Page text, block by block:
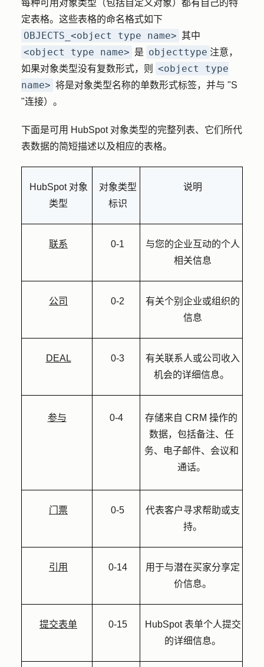
每种可用对象类型（包括自定义对象）都有自己的特
定表格。这些表格的命名格式如下
OBJECTS_<object type name> 其中
<object type name> 是 objecttype 注意，
如果对象类型没有复数形式，则
<object type
name> 将是对象类型名称的单数形式标签，并与 "S
"连接）。
下面是可用 HubSpot 对象类型的完整列表、它们所代
表数据的简短描述以及相应的表格。
HubSpot 对象
类型
对象类型
标识
说明
联系 0-1
与您的企业互动的个人
相关信息
公司 0-2
有关个别企业或组织的
信息
DEAL 0-3
有关联系人或公司收入
机会的详细信息。
参与 0-4
存储来自 CRM 操作的
数据，包括备注、任
务、电子邮件、会议和
通话。
门票 0-5
代表客户寻求帮助或支
持。
引用 0-14
用于与潜在买家分享定
价信息。
提交表单 0-15
HubSpot 表单个人提交
的详细信息。